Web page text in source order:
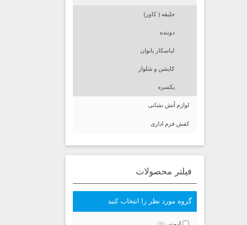
جلیقه ( کاور)
دوبنده
لباسکار بانوان
کاپشن و شلوار
یکسره
لوازم آتش نشانی
کفش فرم اداری
فیلتر محصولات
گروه مورد نظر را انتخاب کنید
(9)